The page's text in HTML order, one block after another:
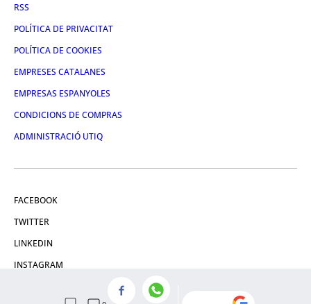
RSS
POLÍTICA DE PRIVACITAT
POLÍTICA DE COOKIES
EMPRESES CATALANES
EMPRESAS ESPANYOLES
CONDICIONS DE COMPRAS
ADMINISTRACIÓ UTIQ
FACEBOOK
TWITTER
LINKEDIN
INSTAGRAM